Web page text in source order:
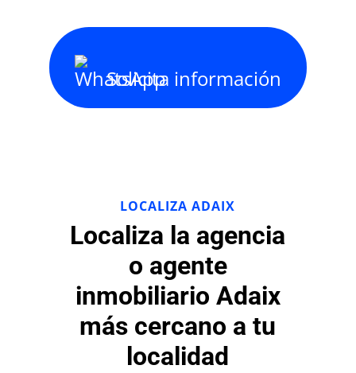
Solicita información
LOCALIZA ADAIX
Localiza la agencia
o agente
inmobiliario Adaix
más cercano a tu
localidad